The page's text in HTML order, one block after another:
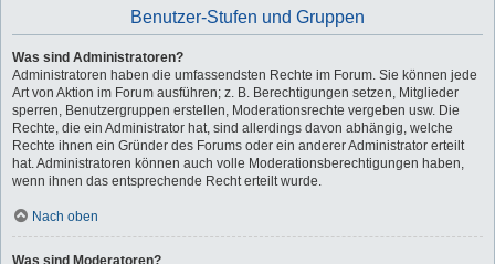
Benutzer-Stufen und Gruppen
Was sind Administratoren?
Administratoren haben die umfassendsten Rechte im Forum. Sie können jede
Art von Aktion im Forum ausführen; z. B. Berechtigungen setzen, Mitglieder
sperren, Benutzergruppen erstellen, Moderationsrechte vergeben usw. Die
Rechte, die ein Administrator hat, sind allerdings davon abhängig, welche
Rechte ihnen ein Gründer des Forums oder ein anderer Administrator erteilt
hat. Administratoren können auch volle Moderationsberechtigungen haben,
wenn ihnen das entsprechende Recht erteilt wurde.
Nach oben
Was sind Moderatoren?